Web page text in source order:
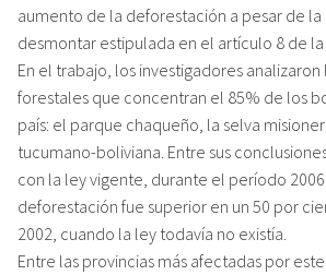
aumento de la deforestación a pesar de
desmontar estipulada en el artículo 8 de la
En el trabajo, los investigadores analizaron
forestales que concentran el 85% de los
país: el parque chaqueño, la selva
tucumano-boliviana. Entre sus
con la ley vigente, durante el período
deforestación fue superior en un 50 por
2002, cuando la ley todavía no existía.
Entre las provincias más afectadas por